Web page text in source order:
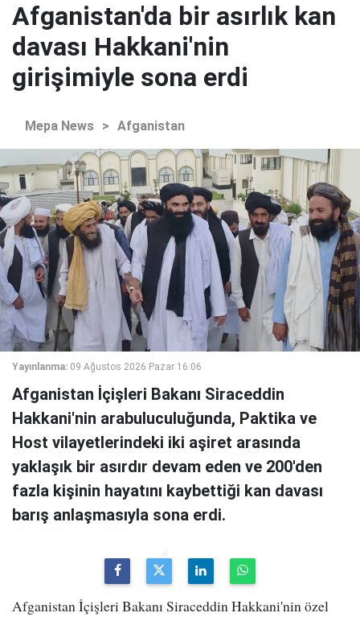
Afganistan'da bir asırlık kan
davası Hakkani'nin
girişimiyle sona erdi
Mepa News > Afganistan
Yayınlanma: 09 Ağustos 2026 Pazar 16:06
Afganistan İçişleri Bakanı Siraceddin
Hakkani'nin arabuluculuğunda, Paktika ve
Host vilayetlerindeki iki aşiret arasında
yaklaşık bir asırdır devam eden ve 200'den
fazla kişinin hayatını kaybettiği kan davası
barış anlaşmasıyla sona erdi.
Afganistan İçişleri Bakanı Siraceddin Hakkani'nin özel